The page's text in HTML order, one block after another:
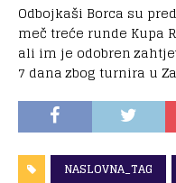
Odbojkaši Borca su
meč treće runde Kupa
ali im je odobren
7 dana zbog turnira u
NASLOVNA_TAG